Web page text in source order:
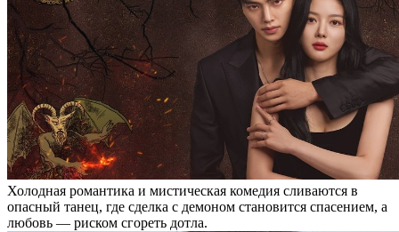
Холодная романтика и мистическая комедия сливаются в
опасный танец, где сделка с демоном становится спасением, а
любовь — риском сгореть дотла.